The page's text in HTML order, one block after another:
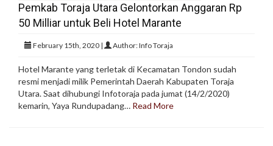
Pemkab Toraja Utara Gelontorkan Anggaran Rp
50 Milliar untuk Beli Hotel Marante
February 15th, 2020 | Author: Info Toraja
Hotel Marante yang terletak di Kecamatan Tondon sudah
resmi menjadi milik Pemerintah Daerah Kabupaten Toraja
Utara. Saat dihubungi Infotoraja pada jumat (14/2/2020)
kemarin, Yaya Rundupadang… Read More